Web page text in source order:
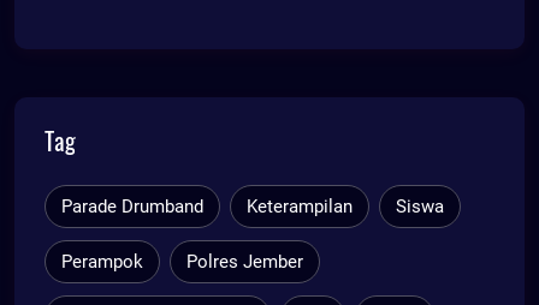
Tag
Parade Drumband Keterampilan Siswa
Perampok Polres Jember